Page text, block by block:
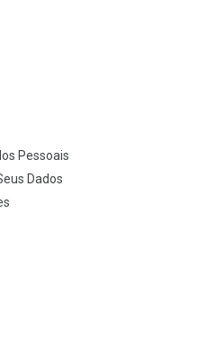
Pessoais
Dados